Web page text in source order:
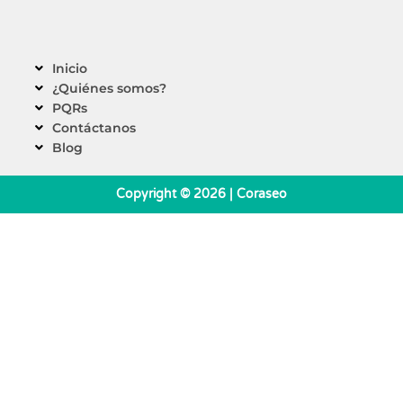
Inicio
¿Quiénes somos?
PQRs
Contáctanos
Blog
Copyright © 2026 | Coraseo